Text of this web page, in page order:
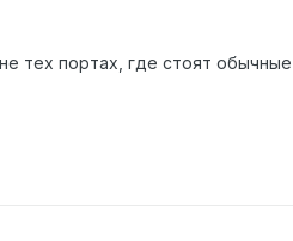
тех портах, где стоят